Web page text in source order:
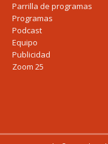
Parrilla de programas
Programas
Podcast
Equipo
Publicidad
Zoom 25